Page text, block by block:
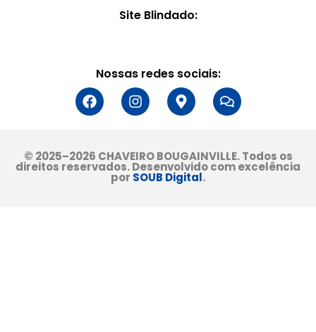
Site Blindado:
Nossas redes sociais:
© 2025–2026 CHAVEIRO BOUGAINVILLE. Todos os
direitos reservados. Desenvolvido com excelência
por SOUB Digital.